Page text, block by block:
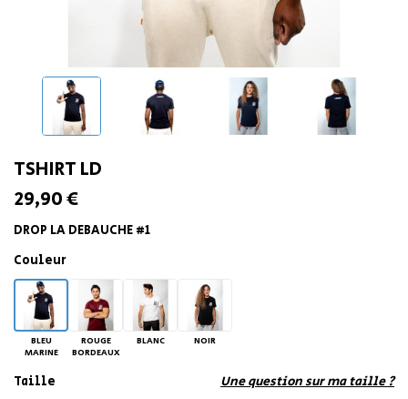
TSHIRT LD
29,90 €
DROP LA DEBAUCHE #1
Couleur
BLEU
MARINE
ROUGE
BORDEAUX
BLANC NOIR
Taille Une question sur ma taille ?